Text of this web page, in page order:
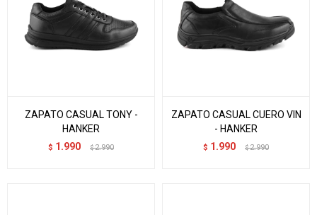
ZAPATO CASUAL TONY -
HANKER
$ 1.990 $ 2.990
ZAPATO CASUAL CUERO VIN
- HANKER
$ 1.990 $ 2.990